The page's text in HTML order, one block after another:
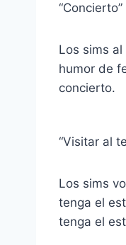
“Concierto”
Los sims
humor de
concierto.
“Visitar al
Los sims
tenga el
tenga el